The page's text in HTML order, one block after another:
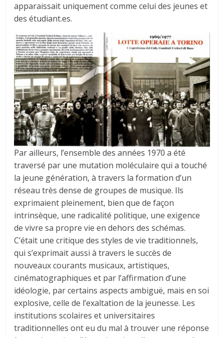
apparaissait uniquement comme celui des jeunes et
des étudiant.es.
Par ailleurs, l’ensemble des années 1970 a été
traversé par une mutation moléculaire qui a touché
la jeune génération, à travers la formation d’un
réseau très dense de groupes de musique. Ils
exprimaient pleinement, bien que de façon
intrinsèque, une radicalité politique, une exigence
de vivre sa propre vie en dehors des schémas.
C’était une critique des styles de vie traditionnels,
qui s’exprimait aussi à travers le succès de
nouveaux courants musicaux, artistiques,
cinématographiques et par l’affirmation d’une
idéologie, par certains aspects ambiguë, mais en soi
explosive, celle de l’exaltation de la jeunesse. Les
institutions scolaires et universitaires
traditionnelles ont eu du mal à trouver une réponse